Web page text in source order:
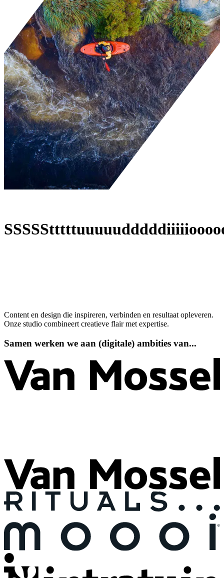
SSSSStttttuuuuudddddiiiiioooo
Content en design die inspireren, verbinden en resultaat opleveren.
Onze studio combineert creatieve flair met expertise.
Samen werken we aan (digitale) ambities van...